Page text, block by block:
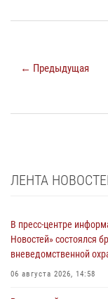
← Предыдущая
ЛЕНТА
В пресс-центре
Новостей» состоялся
вневедомственной
06 августа 2026, 14:58